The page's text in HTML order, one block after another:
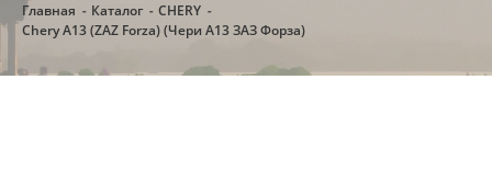
Главная Каталог
CHERY
Chery A13 (ZAZ Forza) (Чери А13 ЗАЗ Форза)